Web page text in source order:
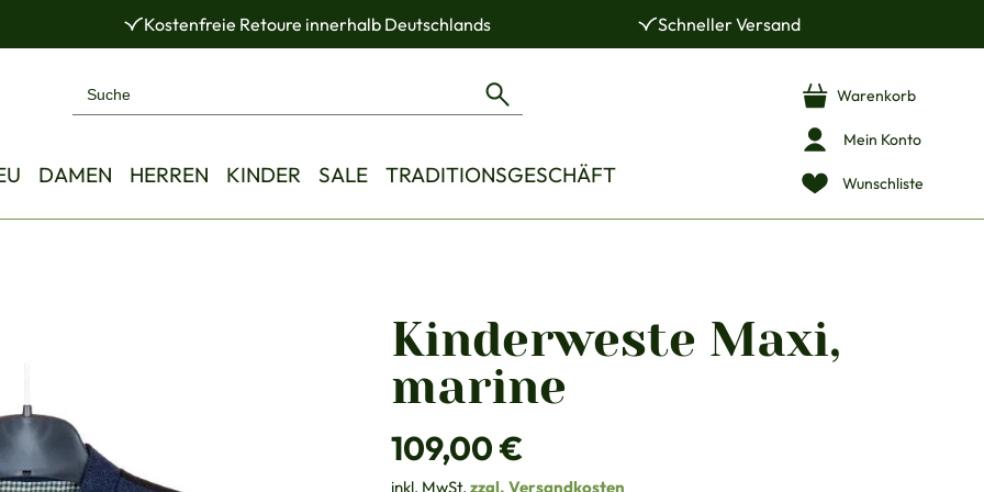
Kostenfreie Retoure innerhalb Deutschlands Schneller Versand
DAMEN HERREN KINDER SALE TRADITIONSGESCHÄFT Wunschliste
Mein Konto
Warenkorb
Kinderweste Maxi,
marine
Regulärer Preis:
109,00 €
inkl. MwSt. zzgl. Versandkosten